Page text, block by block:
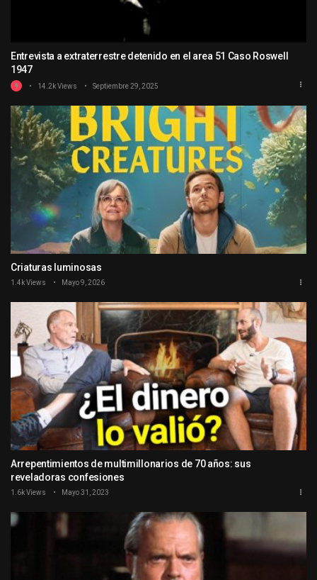
Entrevista a extraterrestre detenido en el area 51 Caso Roswell
1947
14.2k Views Septiembre 29, 2025
Criaturas luminosas
1.4k Views Mayo 9, 2026
Arrepentimientos de multimillonarios de 70 años: sus
reveladoras confesiones
1.6k Views Mayo 31, 2023